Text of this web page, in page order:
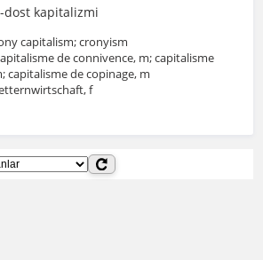
dost kapitalizmi
capitalism; cronyism
de connivence, m; capitalisme
capitalisme de copinage, m
f